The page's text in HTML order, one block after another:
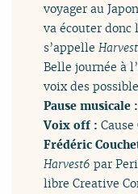
voyager au
va écouter
s’appelle
Belle journée à
voix des
Pause musicale
Voix off :
Frédéric
Harvest6 par
libre Creative